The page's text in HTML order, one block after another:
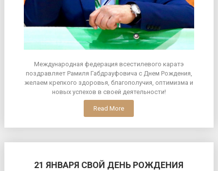
Международная федерация всестилевого каратэ
поздравляет Рамиля Габдрауфовича с Днем Рождения,
желаем крепкого здоровья, благополучия, оптимизма и
новых успехов в своей деятельности!
Read More
21 ЯНВАРЯ СВОЙ ДЕНЬ РОЖДЕНИЯ